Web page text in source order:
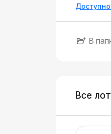
В
Все